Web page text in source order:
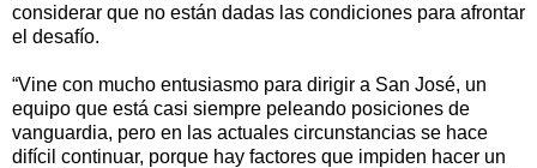
considerar que no están dadas las condiciones para afrontar
el desafío.
“Vine con mucho entusiasmo para dirigir a San José, un
equipo que está casi siempre peleando posiciones de
vanguardia, pero en las actuales circunstancias se hace
difícil continuar, porque hay factores que impiden hacer un